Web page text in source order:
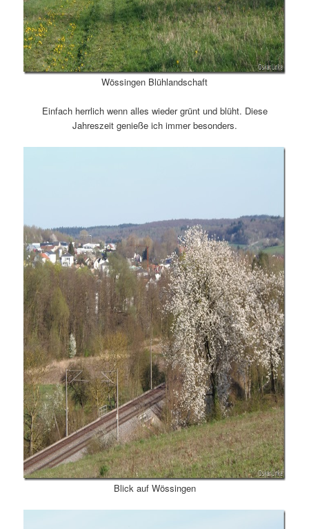
Wössingen Blühlandschaft
Einfach herrlich wenn alles wieder grünt und blüht. Diese
Jahreszeit genieße ich immer besonders.
Blick auf Wössingen